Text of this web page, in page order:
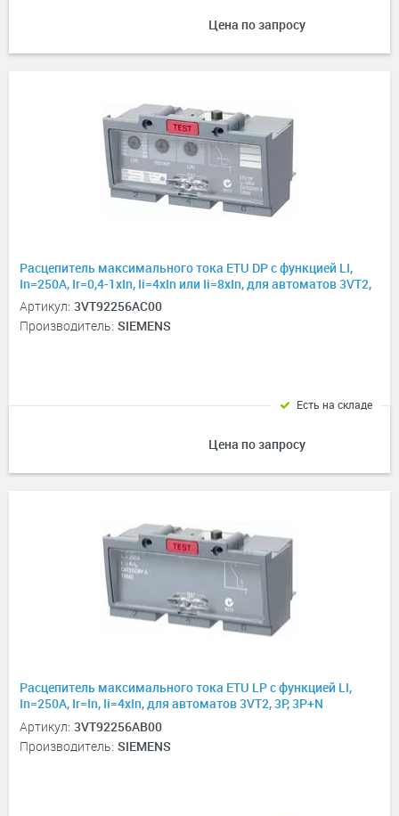
Цена по запросу
Расцепитель максимального тока ETU DP с функцией LI,
In=250А, Ir=0,4-1хIn, Ii=4xIn или Ii=8xIn, для автоматов 3VT2,
3P, 3P+N
Артикул: 3VT92256AC00
Производитель: SIEMENS
Цена по запросу
Есть на складе
Расцепитель максимального тока ETU LP с функцией LI,
In=250А, Ir=In, Ii=4xIn, для автоматов 3VT2, 3P, 3P+N
Артикул: 3VT92256AB00
Производитель: SIEMENS